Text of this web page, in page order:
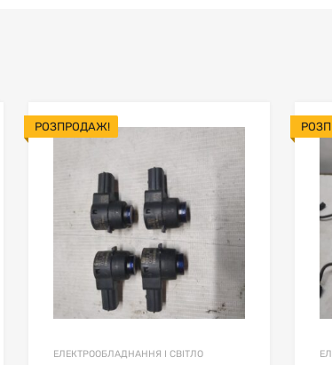
В мой список
Сравнить товары
РОЗПРОДАЖ!
В мой
ЕЛЕКТРООБЛАДНАННЯ І СВІТЛО